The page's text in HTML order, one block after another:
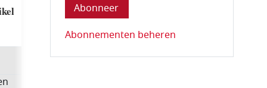
Abonnementen beheren